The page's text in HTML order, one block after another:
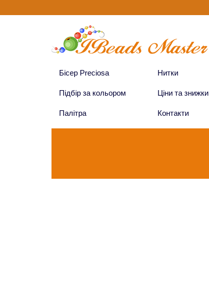
Бісер Preciosa Нитки
Підбір за кольором Ціни та знижки
Палітра Контакти